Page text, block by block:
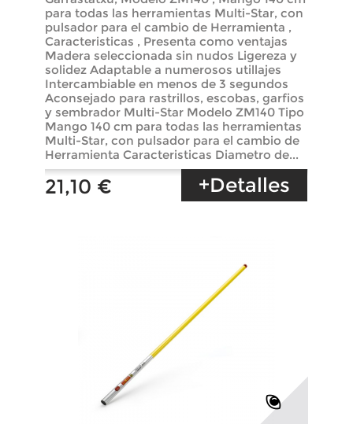
para todas las herramientas Multi-Star, con
pulsador para el cambio de Herramienta ,
Caracteristicas , Presenta como ventajas
Madera seleccionada sin nudos Ligereza y
solidez Adaptable a numerosos utillajes
Intercambiable en menos de 3 segundos
Aconsejado para rastrillos, escobas, garfios
y sembrador Multi-Star Modelo ZM140 Tipo
Mango 140 cm para todas las herramientas
Multi-Star, con pulsador para el cambio de
Herramienta Caracteristicas Diametro de...
21,10 € +Detalles